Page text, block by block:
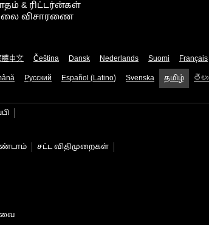
& ரிட்டர்ன்கள்
விசாரணை
體中文 Čeština Dansk Nederlands Suomi Français
Русский Español (Latino) Svenska தமிழ்
சட்ட விதிமுறைகள்